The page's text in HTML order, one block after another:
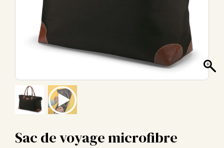
Sac de voyage microfibre